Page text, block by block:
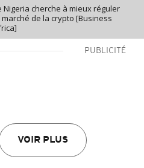
Nigeria cherche à mieux réguler
marché de la crypto [Business
PUBLICITÉ
VOIR PLUS